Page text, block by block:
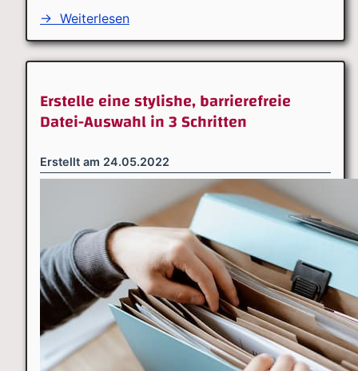
→ Weiterlesen
Erstelle eine stylishe, barrierefreie
Datei-Auswahl in 3 Schritten
Erstellt am 24.05.2022